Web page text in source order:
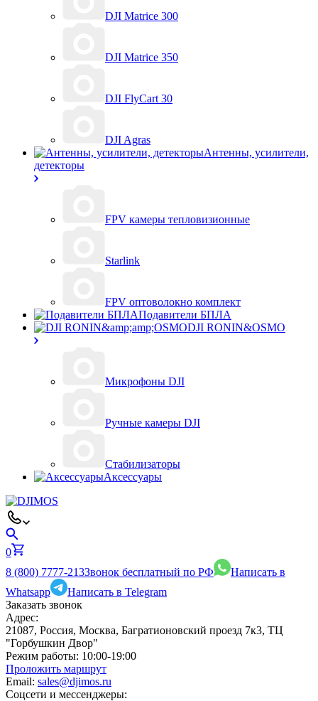
DJI Matrice 300
DJI Matrice 350
DJI FlyCart 30
DJI Agras
Антенны, усилители,
детекторы
FPV камеры тепловизионные
Starlink
FPV оптоволокно комплект
Подавители БПЛА
DJI RONIN&OSMO
Микрофоны DJI
Ручные камеры DJI
Стабилизаторы
Аксессуары
0
8 (800) 7777-213Звонок бесплатный по РФ
Написать в
Whatsapp
Написать в Telegram
Заказать звонок
Адрес:
21087, Россия, Москва, Багратионовский проезд 7к3, ТЦ
"Горбушкин Двор"
Режим работы: 10:00-19:00
Проложить маршрут
Email: sales@djimos.ru
Соцсети и мессенджеры: